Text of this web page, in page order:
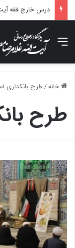
منو
خانه/طرح بانکداری
طرح